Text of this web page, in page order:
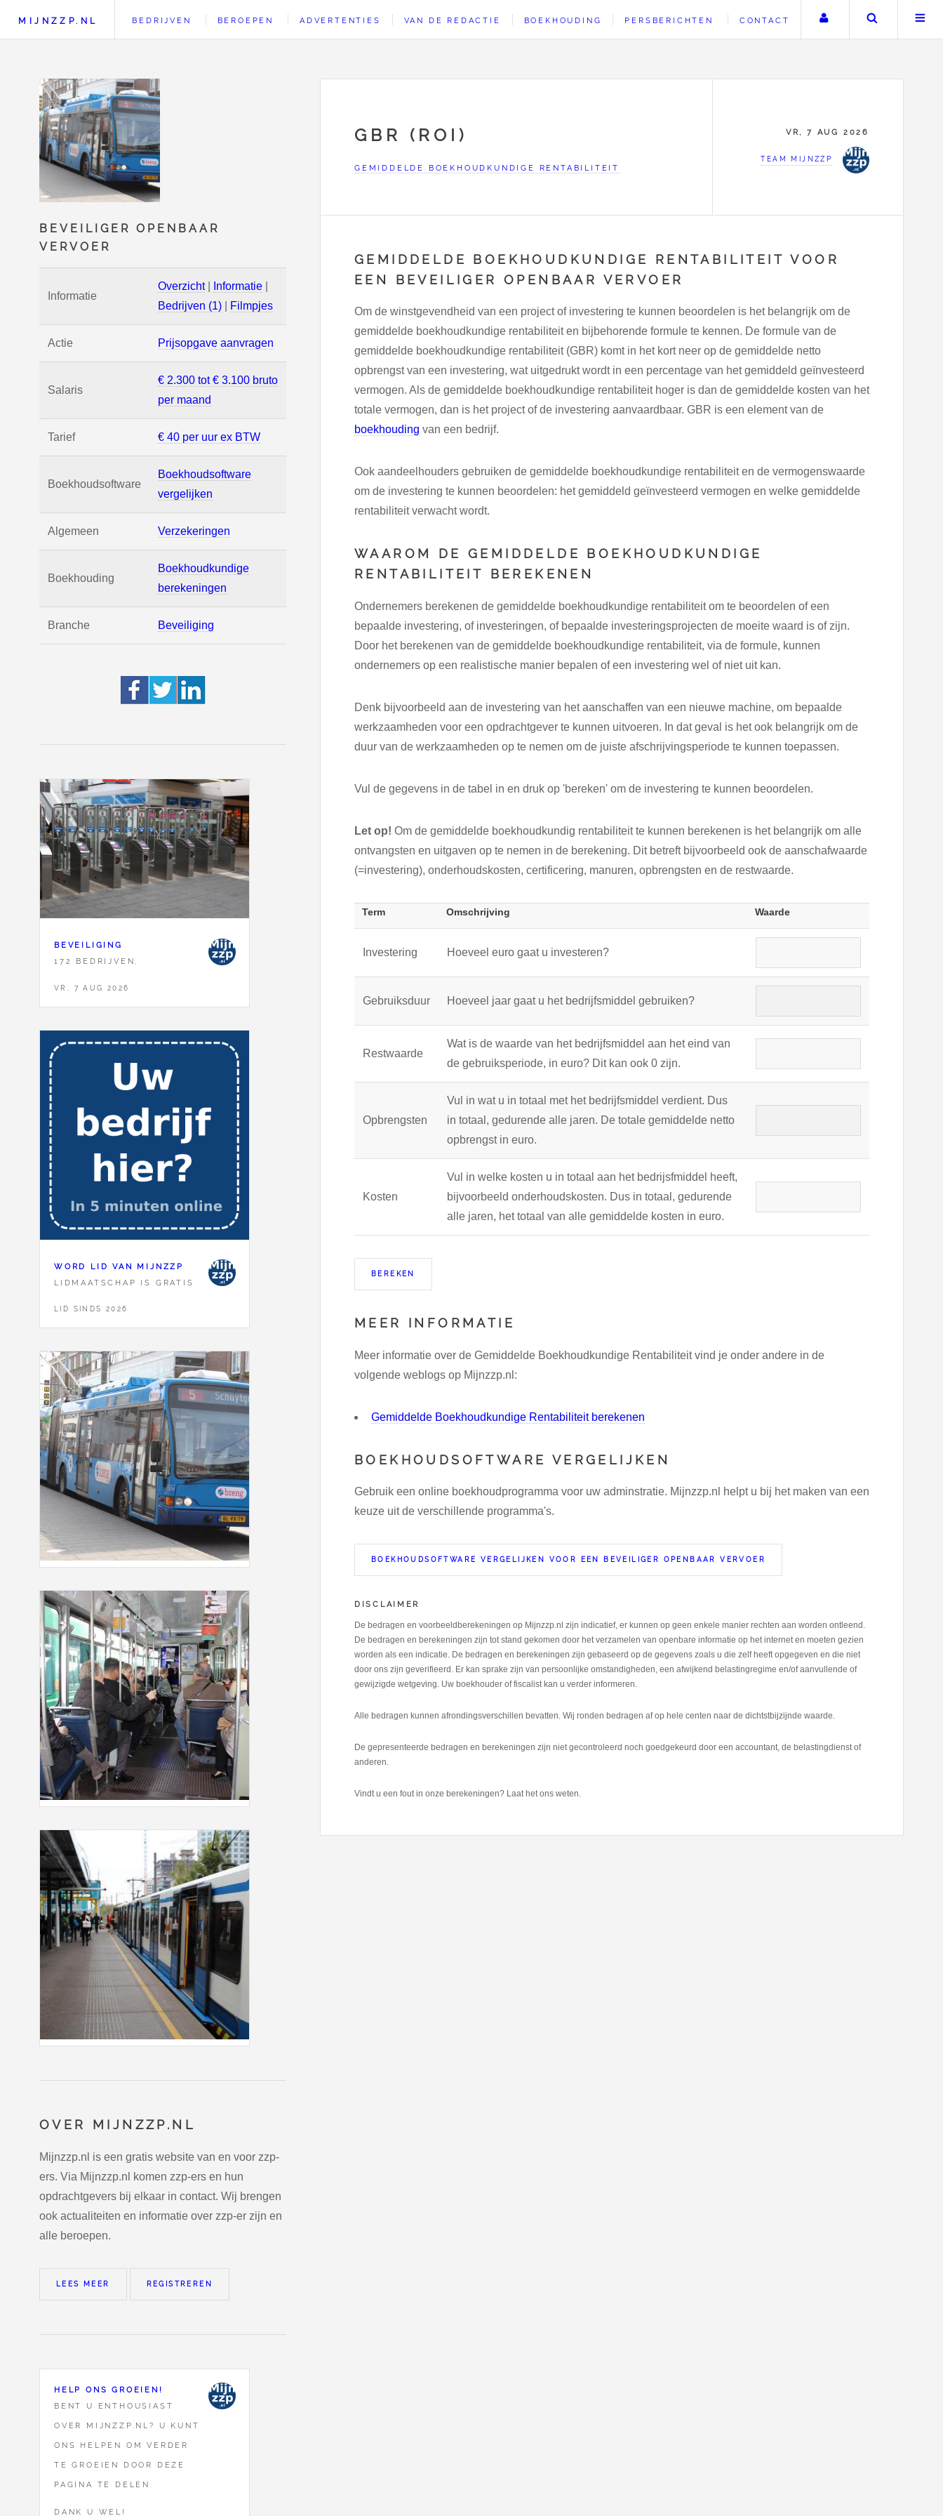
BEVEILIGER OPENBAAR
VERVOER
Informatie
Overzicht| Informatie
Bedrijven (1)
Filmpjes
Actie Prijsopgave aanvragen
Salaris
€ 2.300 tot € 3.100 bruto
per maand
Tarief € 40 per uur ex BTW
Boekhoudsoftware
Boekhoudsoftware
vergelijken
Algemeen Verzekeringen
Boekhouding
Boekhoudkundige
berekeningen
Branche Beveiliging
BEVEILIGING
172 BEDRIJVEN,
VR, 7 AUG 2026
WORD LID VAN MIJNZZP
LIDMAATSCHAP IS GRATIS
LID SINDS 2026
OVER MIJNZZP.NL
Mijnzzp.nl is een gratis website van en voor zzp-
ers. Via Mijnzzp.nl komen zzp-ers en hun
opdrachtgevers bij elkaar in contact. Wij brengen
ook actualiteiten en informatie over zzp-er zijn en
alle beroepen.
LEES MEER REGISTREREN
HELP ONS GROEIEN!
BENT U ENTHOUSIAST
OVER MIJNZZP.NL? U KUNT
ONS HELPEN OM VERDER
TE GROEIEN DOOR DEZE
PAGINA TE DELEN.
DANK U WEL!
MIJNZZP.NL BEDRIJVEN BEROEPEN ADVERTENTIES VAN DE REDACTIE BOEKHOUDING PERSBERICHTEN CONTACT Uw accountZoeken
GBR (ROI)
GEMIDDELDE BOEKHOUDKUNDIGE RENTABILITEIT
VR, 7 AUG 2026
TEAM MIJNZZP
GEMIDDELDE BOEKHOUDKUNDIGE RENTABILITEIT VOOR
EEN BEVEILIGER OPENBAAR VERVOER
Om de winstgevendheid van een project of investering te kunnen beoordelen is het belangrijk om de
gemiddelde boekhoudkundige rentabiliteit en bijbehorende formule te kennen. De formule van de
gemiddelde boekhoudkundige rentabiliteit (GBR) komt in het kort neer op de gemiddelde netto
opbrengst van een investering, wat uitgedrukt wordt in een percentage van het gemiddeld geïnvesteerd
vermogen. Als de gemiddelde boekhoudkundige rentabiliteit hoger is dan de gemiddelde kosten van het
totale vermogen, dan is het project of de investering aanvaardbaar. GBR is een element van de
boekhouding van een bedrijf.
Ook aandeelhouders gebruiken de gemiddelde boekhoudkundige rentabiliteit en de vermogenswaarde
om de investering te kunnen beoordelen: het gemiddeld geïnvesteerd vermogen en welke gemiddelde
rentabiliteit verwacht wordt.
WAAROM DE GEMIDDELDE BOEKHOUDKUNDIGE
RENTABILITEIT BEREKENEN
Ondernemers berekenen de gemiddelde boekhoudkundige rentabiliteit om te beoordelen of een
bepaalde investering, of investeringen, of bepaalde investeringsprojecten de moeite waard is of zijn.
Door het berekenen van de gemiddelde boekhoudkundige rentabiliteit, via de formule, kunnen
ondernemers op een realistische manier bepalen of een investering wel of niet uit kan.
Denk bijvoorbeeld aan de investering van het aanschaffen van een nieuwe machine, om bepaalde
werkzaamheden voor een opdrachtgever te kunnen uitvoeren. In dat geval is het ook belangrijk om de
duur van de werkzaamheden op te nemen om de juiste afschrijvingsperiode te kunnen toepassen.
Vul de gegevens in de tabel in en druk op 'bereken' om de investering te kunnen beoordelen.
Let op! Om de gemiddelde boekhoudkundig rentabiliteit te kunnen berekenen is het belangrijk om alle
ontvangsten en uitgaven op te nemen in de berekening. Dit betreft bijvoorbeeld ook de aanschafwaarde
(=investering), onderhoudskosten, certificering, manuren, opbrengsten en de restwaarde.
Term Omschrijving Waarde
Investering Hoeveel euro gaat u investeren?
Gebruiksduur Hoeveel jaar gaat u het bedrijfsmiddel gebruiken?
Restwaarde
Wat is de waarde van het bedrijfsmiddel aan het eind van
de gebruiksperiode, in euro? Dit kan ook 0 zijn.
Opbrengsten
Vul in wat u in totaal met het bedrijfsmiddel verdient. Dus
in totaal, gedurende alle jaren. De totale gemiddelde netto
opbrengst in euro.
Kosten
Vul in welke kosten u in totaal aan het bedrijsfmiddel heeft,
bijvoorbeeld onderhoudskosten. Dus in totaal, gedurende
alle jaren, het totaal van alle gemiddelde kosten in euro.
MEER INFORMATIE
Meer informatie over de Gemiddelde Boekhoudkundige Rentabiliteit vind je onder andere in de
volgende weblogs op Mijnzzp.nl:
Gemiddelde Boekhoudkundige Rentabiliteit berekenen
BOEKHOUDSOFTWARE VERGELIJKEN
Gebruik een online boekhoudprogramma voor uw adminstratie. Mijnzzp.nl helpt u bij het maken van een
keuze uit de verschillende programma's.
BOEKHOUDSOFTWARE VERGELIJKEN VOOR EEN BEVEILIGER OPENBAAR VERVOER
DISCLAIMER
De bedragen en voorbeeldberekeningen op Mijnzzp.nl zijn indicatief, er kunnen op geen enkele manier rechten aan worden ontleend.
De bedragen en berekeningen zijn tot stand gekomen door het verzamelen van openbare informatie op het internet en moeten gezien
worden als een indicatie. De bedragen en berekeningen zijn gebaseerd op de gegevens zoals u die zelf heeft opgegeven en die niet
door ons zijn geverifieerd. Er kan sprake zijn van persoonlijke omstandigheden, een afwijkend belastingregime en/of aanvullende of
gewijzigde wetgeving. Uw boekhouder of fiscalist kan u verder informeren.
Alle bedragen kunnen afrondingsverschillen bevatten. Wij ronden bedragen af op hele centen naar de dichtstbijzijnde waarde.
De gepresenteerde bedragen en berekeningen zijn niet gecontroleerd noch goedgekeurd door een accountant, de belastingdienst of
anderen.
Vindt u een fout in onze berekeningen? Laat het ons weten.